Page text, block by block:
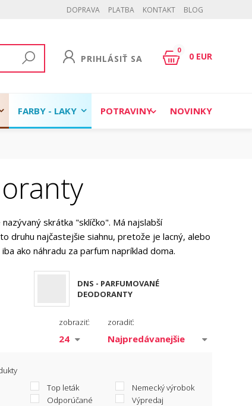
DOPRAVA PLATBA KONTAKT BLOG
PRIHLÁSIŤ SA
0
0 EUR
FARBY - LAKY POTRAVINY NOVINKY
skrátka "sklíčko". Má najslabší
druhu najčastejšie siahnu, pretože je lacný, alebo
ako náhradu za parfum napríklad doma.
DNS - PARFUMOVANÉ
DEODORANTY
zobraziť: zoradiť:
Top leták
Nemecký výrobok
Odporúčané
Výpredaj